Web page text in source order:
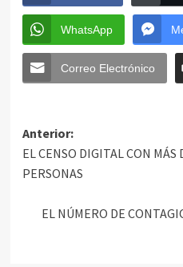
WhatsApp
Correo Electrónico
Anterior:
EL CENSO DIGITAL CON MÁS
PERSONAS
EL NÚMERO DE